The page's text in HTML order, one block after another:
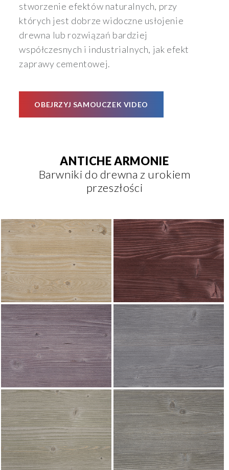
stworzenie efektów naturalnych, przy
których jest dobrze widoczne usłojenie
drewna lub rozwiązań bardziej
współczesnych i industrialnych, jak efekt
zaprawy cementowej.
OBEJRZYJ SAMOUCZEK VIDEO
ANTICHE ARMONIE
Barwniki do drewna z urokiem
przeszłości